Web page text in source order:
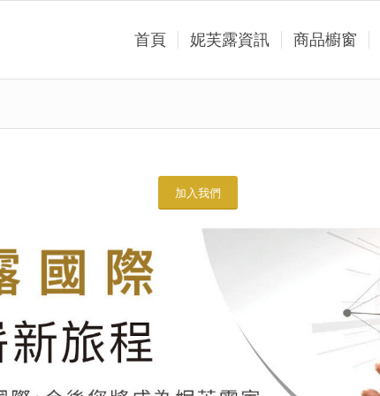
首頁 妮芙露資訊 商品櫥窗
加入我們